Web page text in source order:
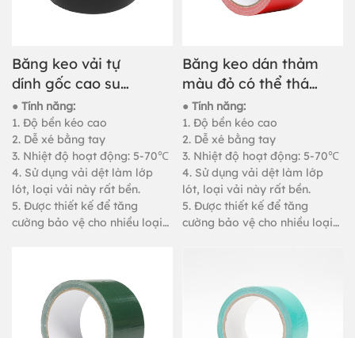
Băng keo vải tự
dính gốc cao su
dùng để đóng gói
hộp giấy.
● Tính năng:
1. Độ bền kéo cao
2. Dễ xé bằng tay
3. Nhiệt độ hoạt động: 5-70℃
4. Sử dụng vải dệt làm lớp
lót, loại vải này rất bền.
5. Được thiết kế để tăng
cường bảo vệ cho nhiều loại
Băng keo dán thảm
màu đỏ có thể tháo
rời, tùy chỉnh, 50M
● Tính năng:
1. Độ bền kéo cao
2. Dễ xé bằng tay
3. Nhiệt độ hoạt động: 5-70℃
4. Sử dụng vải dệt làm lớp
lót, loại vải này rất bền.
5. Được thiết kế để tăng
cường bảo vệ cho nhiều loại